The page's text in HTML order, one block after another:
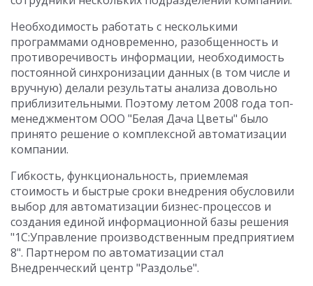
Необходимость работать с несколькими
программами одновременно, разобщенность и
противоречивость информации, необходимость
постоянной синхронизации данных (в том числе и
вручную) делали результаты анализа довольно
приблизительными. Поэтому летом 2008 года топ-
менеджментом ООО "Белая Дача Цветы" было
принято решение о комплексной автоматизации
компании.
Гибкость, функциональность, приемлемая
стоимость и быстрые сроки внедрения обусловили
выбор для автоматизации бизнес-процессов и
создания единой информационной базы решения
"1С:Управление производственным предприятием
8". Партнером по автоматизации стал
Внедренческий центр "Раздолье".